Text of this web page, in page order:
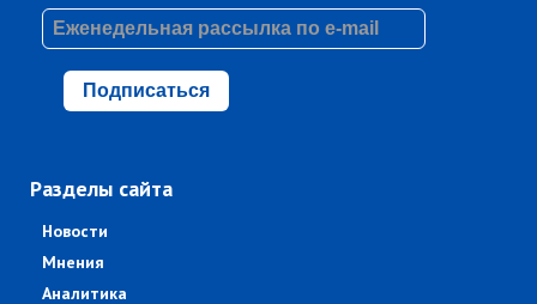
Подписаться
Разделы сайта
Новости
Мнения
Аналитика